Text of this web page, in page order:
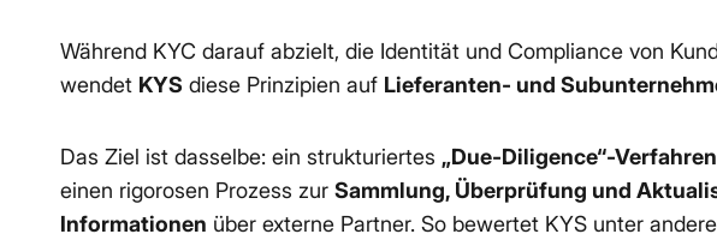
Während KYC darauf abzielt, die Identität und Compliance von
wendet KYS diese Prinzipien auf Lieferanten- und
Das Ziel ist dasselbe: ein strukturiertes „Due-Diligence“-Verfahren
einen rigorosen Prozess zur Sammlung, Überprüfung und
Informationen über externe Partner. So bewertet KYS unter